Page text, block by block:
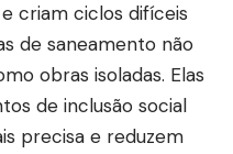
criam ciclos difíceis
de saneamento não
obras isoladas. Elas
de inclusão social
precisa e reduzem